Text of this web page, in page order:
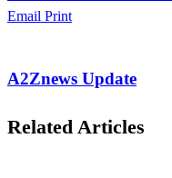
Email Print
A2Znews Update
Related Articles